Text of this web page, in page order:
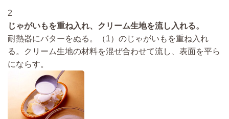
2
じゃがいもを重ね入れ、クリーム生地を流し入れる。
耐熱器にバターをぬる。（1）のじゃがいもを重ね入れ
る。クリーム生地の材料を混ぜ合わせて流し、表面を平ら
にならす。